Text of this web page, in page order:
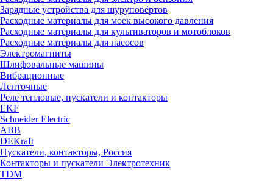
Зарядные устройства для шуруповёртов
Расходные материалы для моек высокого давления
Расходные материалы для культиваторов и мотоблоков
Расходные материалы для насосов
Электромагниты
Шлифовальные машины
Вибрационные
Ленточные
Реле тепловые, пускатели и контакторы
EKF
Schneider Electric
ABB
DEKraft
Пускатели, контакторы, Россия
Контакторы и пускатели Электротехник
TDM